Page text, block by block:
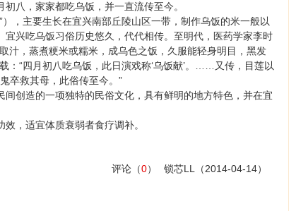
八，家家都吃乌饭，并一直流传至今。
，主要生长在宜兴南部丘陵山区一带，制作乌饭的米一般以
兴吃乌饭习俗历史悠久，代代相传。至明代，医药学家李时
汁，蒸煮粳米或糯米，成乌色之饭，久服能轻身明目，黑发
：“四月初八吃乌饭，此日演戏称‘乌饭献’。……又传，目莲以
卒救其母，此俗传至今。”
创造的一项独特的民俗文化，具有鲜明的地方特色，并在宜
，适宜体质衰弱者食疗调补。
锁芯LL （2014-04-14）
评论（0）